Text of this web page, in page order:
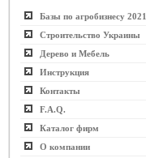
Базы по агробизнесу 2021
Строительство Украины
Дерево и Мебель
Инструкция
Контакты
F.A.Q.
Каталог фирм
О компании